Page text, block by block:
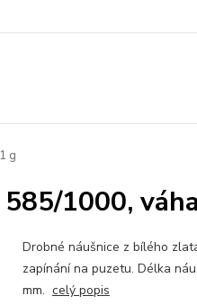
g
1000,
Drobné náušnice z bílého
zapínání na puzetu. Délka
mm. celý popis